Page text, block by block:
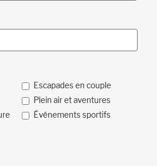
Escapades en couple
Plein air et aventures
Événements sportifs